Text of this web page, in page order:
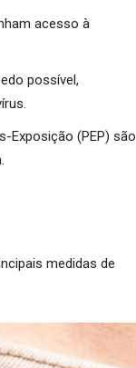
acesso à
possível,
Exposição (PEP) são
medidas de